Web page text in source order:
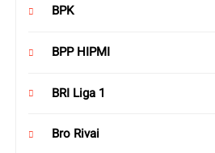
BPK
BPP HIPMI
BRI Liga 1
Bro Rivai